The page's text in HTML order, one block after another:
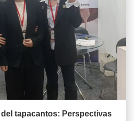
tapacantos: Perspectivas